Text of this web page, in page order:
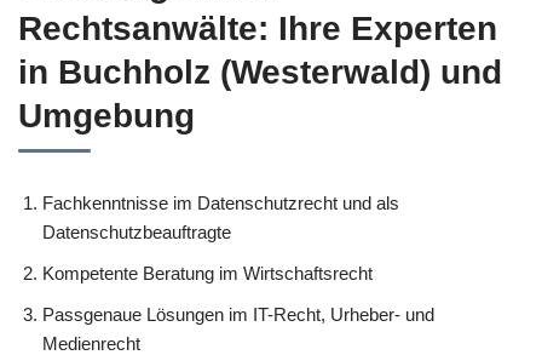
Rechtsanwälte: Ihre Experten
in Buchholz (Westerwald) und
Umgebung
Fachkenntnisse im Datenschutzrecht und als
Datenschutzbeauftragte
Kompetente Beratung im Wirtschaftsrecht
Passgenaue Lösungen im IT-Recht, Urheber- und
Medienrecht